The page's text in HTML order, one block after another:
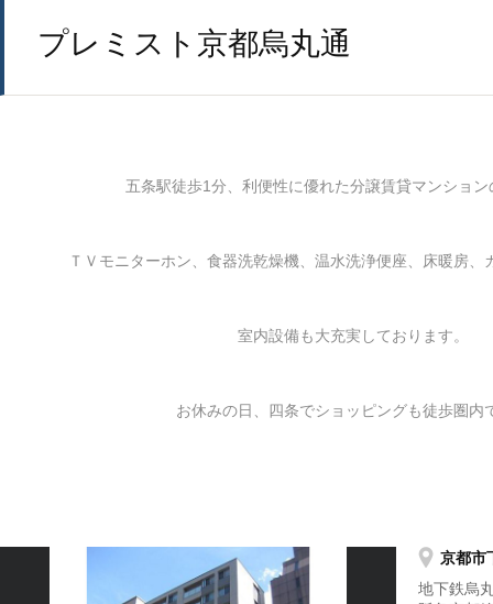
プレミスト京都烏丸通
五条駅徒歩1分、利便性に優れた分譲賃貸マンショ
ＴＶモニターホン、食器洗乾燥機、温水洗浄便座、床暖房、
室内設備も大充実しております。
お休みの日、四条でショッピングも徒歩圏内
京都市
地下鉄烏